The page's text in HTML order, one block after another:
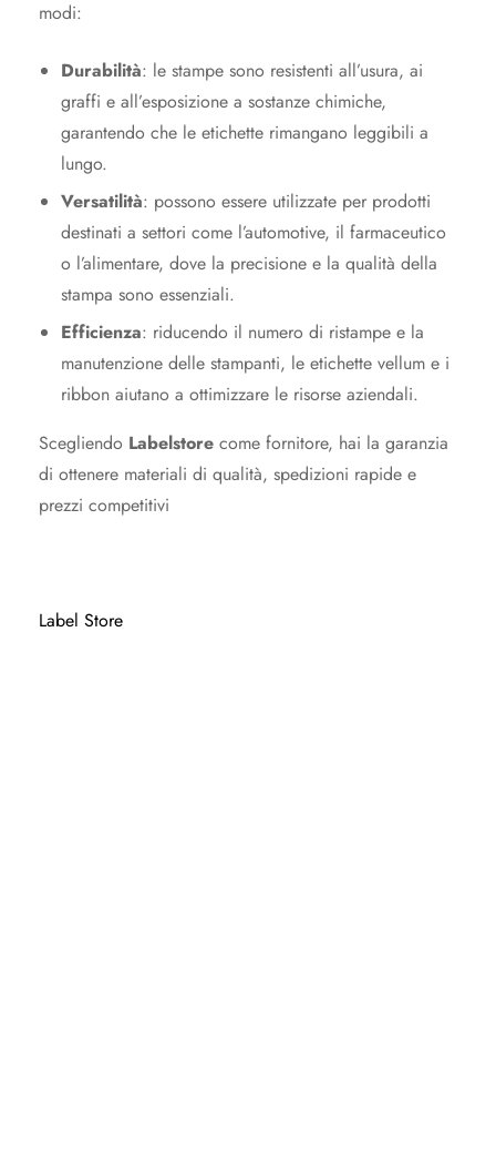
modi:
Durabilità: le stampe sono resistenti all’usura, ai
graffi e all’esposizione a sostanze chimiche,
garantendo che le etichette rimangano leggibili a
lungo.
Versatilità: possono essere utilizzate per prodotti
destinati a settori come l’automotive, il farmaceutico
o l’alimentare, dove la precisione e la qualità della
stampa sono essenziali.
Efficienza: riducendo il numero di ristampe e la
manutenzione delle stampanti, le etichette vellum e i
ribbon aiutano a ottimizzare le risorse aziendali.
Scegliendo Labelstore come fornitore, hai la garanzia
di ottenere materiali di qualità, spedizioni rapide e
prezzi competitivi​
Label Store